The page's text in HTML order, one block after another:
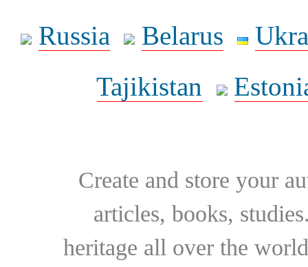
Russia
Belarus
Tajikistan
Create and store your
articles, books,
heritage all over the